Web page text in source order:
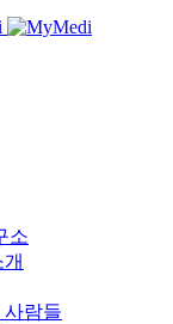
소
사람들